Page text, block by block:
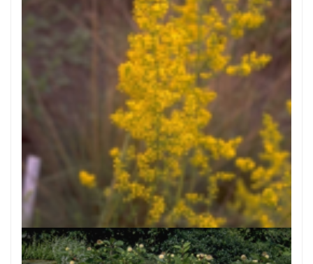
Geel walstro
Galium verum